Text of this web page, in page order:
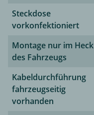
Steckdose
vorkonfektioniert
Montage nur im Heck
des Fahrzeugs
Kabeldurchführung
fahrzeugseitig
vorhanden